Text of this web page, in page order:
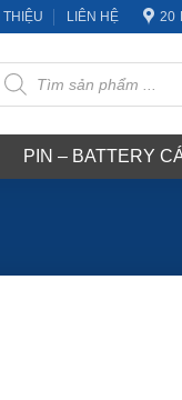
THIỆU LIÊN HỆ 20
PIN – BATTERY